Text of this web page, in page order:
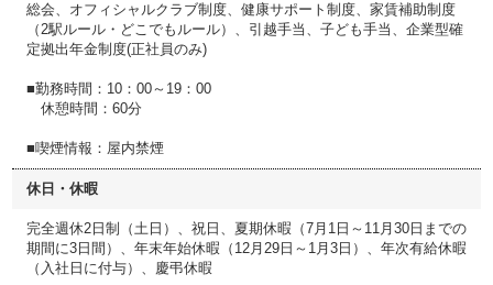
総会、オフィシャルクラブ制度、健康サポート制度、家賃補助制度
（2駅ルール・どこでもルール）、引越手当、子ども手当、企業型確
定拠出年金制度(正社員のみ)
■勤務時間：10：00～19：00
休憩時間：60分
■喫煙情報：屋内禁煙
休日・休暇
完全週休2日制（土日）、祝日、夏期休暇（7月1日～11月30日までの
期間に3日間）、年末年始休暇（12月29日～1月3日）、年次有給休暇
（入社日に付与）、慶弔休暇